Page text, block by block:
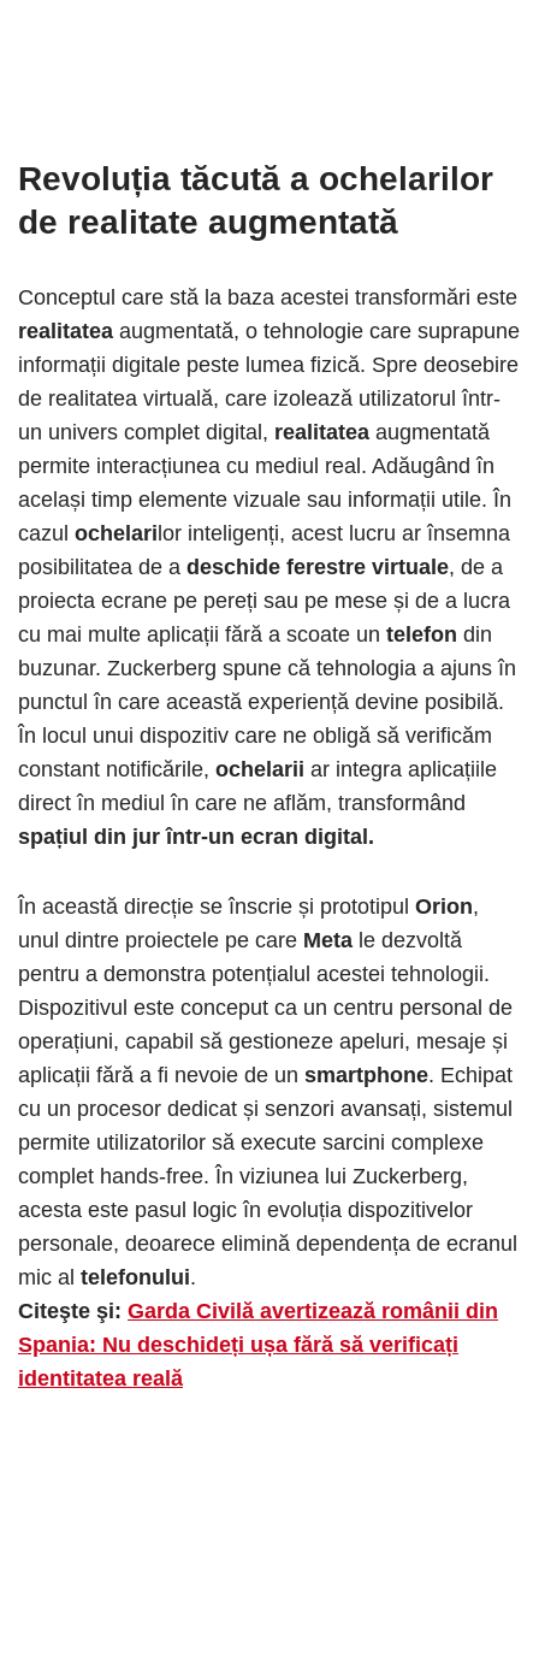
Revoluția tăcută a ochelarilor
de realitate augmentată
Conceptul care stă la baza acestei transformări este
realitatea augmentată, o tehnologie care suprapune
informații digitale peste lumea fizică. Spre deosebire
de realitatea virtuală, care izolează utilizatorul într-
un univers complet digital, realitatea augmentată
permite interacțiunea cu mediul real. Adăugând în
același timp elemente vizuale sau informații utile. În
cazul ochelarilor inteligenți, acest lucru ar însemna
posibilitatea de a deschide ferestre virtuale, de a
proiecta ecrane pe pereți sau pe mese și de a lucra
cu mai multe aplicații fără a scoate un telefon din
buzunar. Zuckerberg spune că tehnologia a ajuns în
punctul în care această experiență devine posibilă.
În locul unui dispozitiv care ne obligă să verificăm
constant notificările, ochelarii ar integra aplicațiile
direct în mediul în care ne aflăm, transformând
spațiul din jur într-un ecran digital.
În această direcție se înscrie și prototipul Orion,
unul dintre proiectele pe care Meta le dezvoltă
pentru a demonstra potențialul acestei tehnologii.
Dispozitivul este conceput ca un centru personal de
operațiuni, capabil să gestioneze apeluri, mesaje și
aplicații fără a fi nevoie de un smartphone. Echipat
cu un procesor dedicat și senzori avansați, sistemul
permite utilizatorilor să execute sarcini complexe
complet hands-free. În viziunea lui Zuckerberg,
acesta este pasul logic în evoluția dispozitivelor
personale, deoarece elimină dependența de ecranul
mic al telefonului.
Citeşte şi: Garda Civilă avertizează românii din
Spania: Nu deschideți ușa fără să verificați
identitatea reală